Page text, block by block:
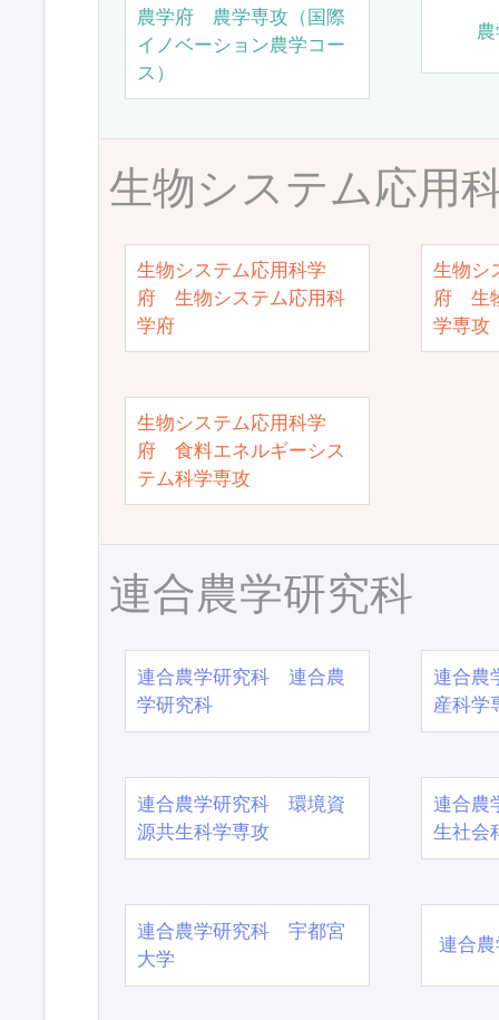
農学府 農学専攻（国際
イノベーション農学コー
ス）
生物システム応用
生物システム応用科学
府 生物システム応用科
学府
生物シ
府 生
学専攻
生物システム応用科学
府 食料エネルギーシス
テム科学専攻
連合農学研究科
連合農学研究科 連合農
学研究科
連合農
産科学
連合農学研究科 環境資
源共生科学専攻
連合農
生社会
連合農学研究科 宇都宮
大学
連合